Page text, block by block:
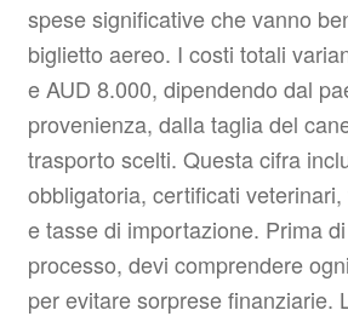
spese significative che vanno
biglietto aereo. I costi totali
e AUD 8.000, dipendendo dal
provenienza, dalla taglia del
trasporto scelti. Questa cifra
obbligatoria, certificati
e tasse di importazione. Prima
processo, devi comprendere
per evitare sorprese finanziarie.